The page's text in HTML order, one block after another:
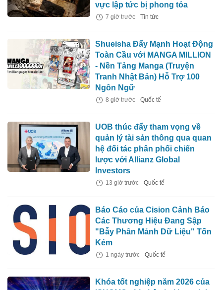
vực lập tức bị phong tỏa
7 giờ trước Tin tức
Shueisha Đẩy Mạnh Hoạt Động
Toàn Cầu với MANGA MILLION
- Nền Tảng Manga (Truyện
Tranh Nhật Bản) Hỗ Trợ 100
Ngôn Ngữ
8 giờ trước Quốc tế
UOB thúc đẩy tham vọng về
quản lý tài sản thông qua quan
hệ đối tác phân phối chiến
lược với Allianz Global
Investors
13 giờ trước Quốc tế
Báo Cáo của Cision Cảnh Báo
Các Thương Hiệu Đang Sập
"Bẫy Phân Mảnh Dữ Liệu" Tốn
Kém
1 ngày trước Quốc tế
Khóa tốt nghiệp năm 2026 của